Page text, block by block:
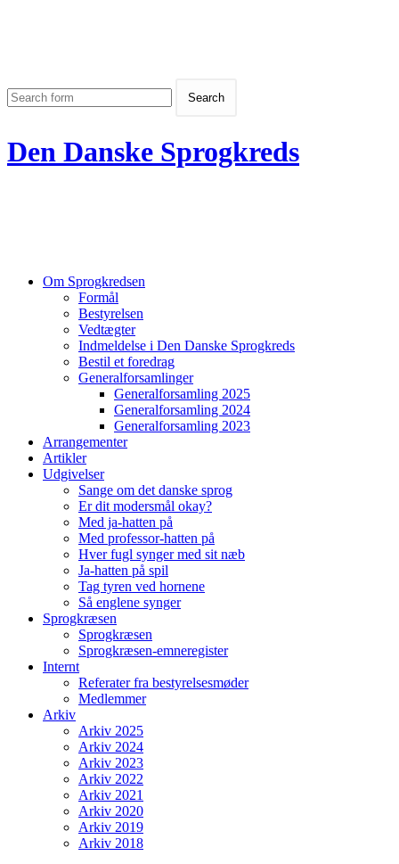
Den Danske Sprogkreds
Om Sprogkredsen
Formål
Bestyrelsen
Vedtægter
Indmeldelse i Den Danske Sprogkreds
Bestil et foredrag
Generalforsamlinger
Generalforsamling 2025
Generalforsamling 2024
Generalforsamling 2023
Arrangementer
Artikler
Udgivelser
Sange om det danske sprog
Er dit modersmål okay?
Med ja-hatten på
Med professor-hatten på
Hver fugl synger med sit næb
Ja-hatten på spil
Tag tyren ved hornene
Så englene synger
Sprogkræsen
Sprogkræsen
Sprogkræsen-emneregister
Internt
Referater fra bestyrelsesmøder
Medlemmer
Arkiv
Arkiv 2025
Arkiv 2024
Arkiv 2023
Arkiv 2022
Arkiv 2021
Arkiv 2020
Arkiv 2019
Arkiv 2018